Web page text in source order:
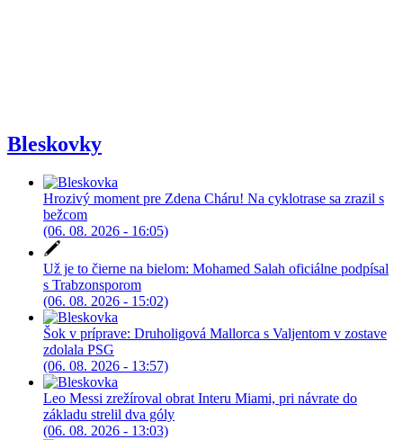
Bleskovky
Hrozivý moment pre Zdena Cháru! Na cyklotrase sa zrazil s
bežcom
(06. 08. 2026 - 16:05)
Už je to čierne na bielom: Mohamed Salah oficiálne podpísal
s Trabzonsporom
(06. 08. 2026 - 15:02)
Šok v príprave: Druholigová Mallorca s Valjentom v zostave
zdolala PSG
(06. 08. 2026 - 13:57)
Leo Messi zrežíroval obrat Interu Miami, pri návrate do
základu strelil dva góly
(06. 08. 2026 - 13:03)